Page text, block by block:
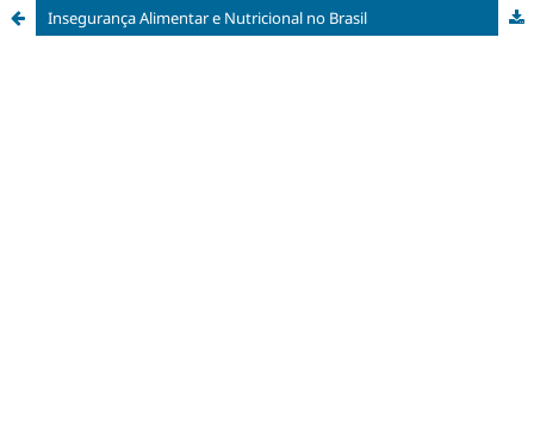
Insegurança Alimentar e Nutricional no Brasil